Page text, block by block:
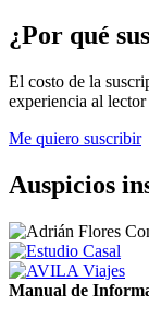
¿Por qué
El costo de la
experiencia al
Me quiero suscribir
Auspicios
Manual de